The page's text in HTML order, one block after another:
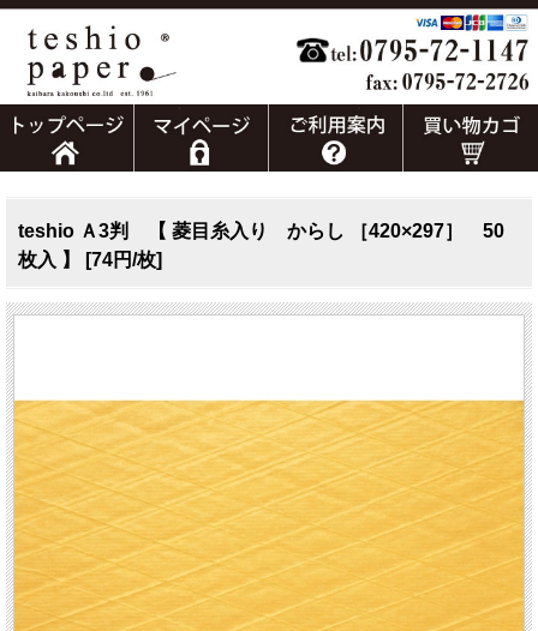
teshio Ａ3判 【 菱目糸入り からし ［420×297］ 50
枚入 】 [74円/枚]